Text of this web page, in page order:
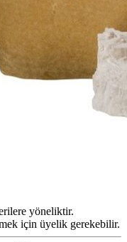
yöneliktir.
için üyelik gerekebilir.